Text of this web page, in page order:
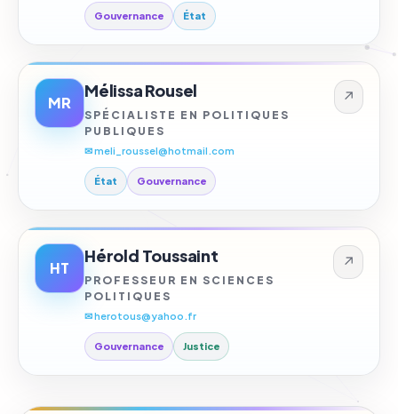
Gouvernance État
MR
Mélissa Rousel
SPÉCIALISTE EN POLITIQUES
PUBLIQUES
✉ meli_roussel@hotmail.com
État Gouvernance
↗
HT
Hérold Toussaint
PROFESSEUR EN SCIENCES
POLITIQUES
✉ herotous@yahoo.fr
Gouvernance Justice
↗